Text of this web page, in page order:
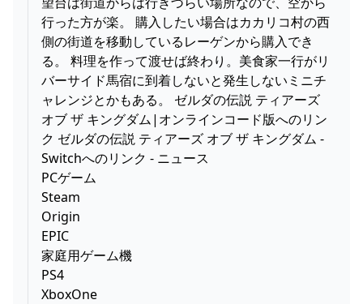
行った方が楽。 購入したい場合はカカリコ村の西
側の街道を移動しているレーゲンから購入でき
る。 料理を作って渡せば終わり。美食家一行がリ
バーサイド馬宿に到着しないと発生しないミニチ
ャレンジとかもある。 ゼルダの伝説 ティアーズ
オブ ザ キングダム|オンラインコード版へのリン
ク ゼルダの伝説 ティアーズ オブ ザ キングダム -
Switchへのリンク - ニュース
PCゲーム
Steam
Origin
EPIC
家庭用ゲーム機
PS4
XboxOne